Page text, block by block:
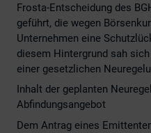
Frosta-Entscheidung des
geführt, die wegen
Unternehmen eine
diesem Hintergrund sah
einer gesetzlichen
Inhalt der geplanten
Abfindungsangebot
Dem Antrag eines